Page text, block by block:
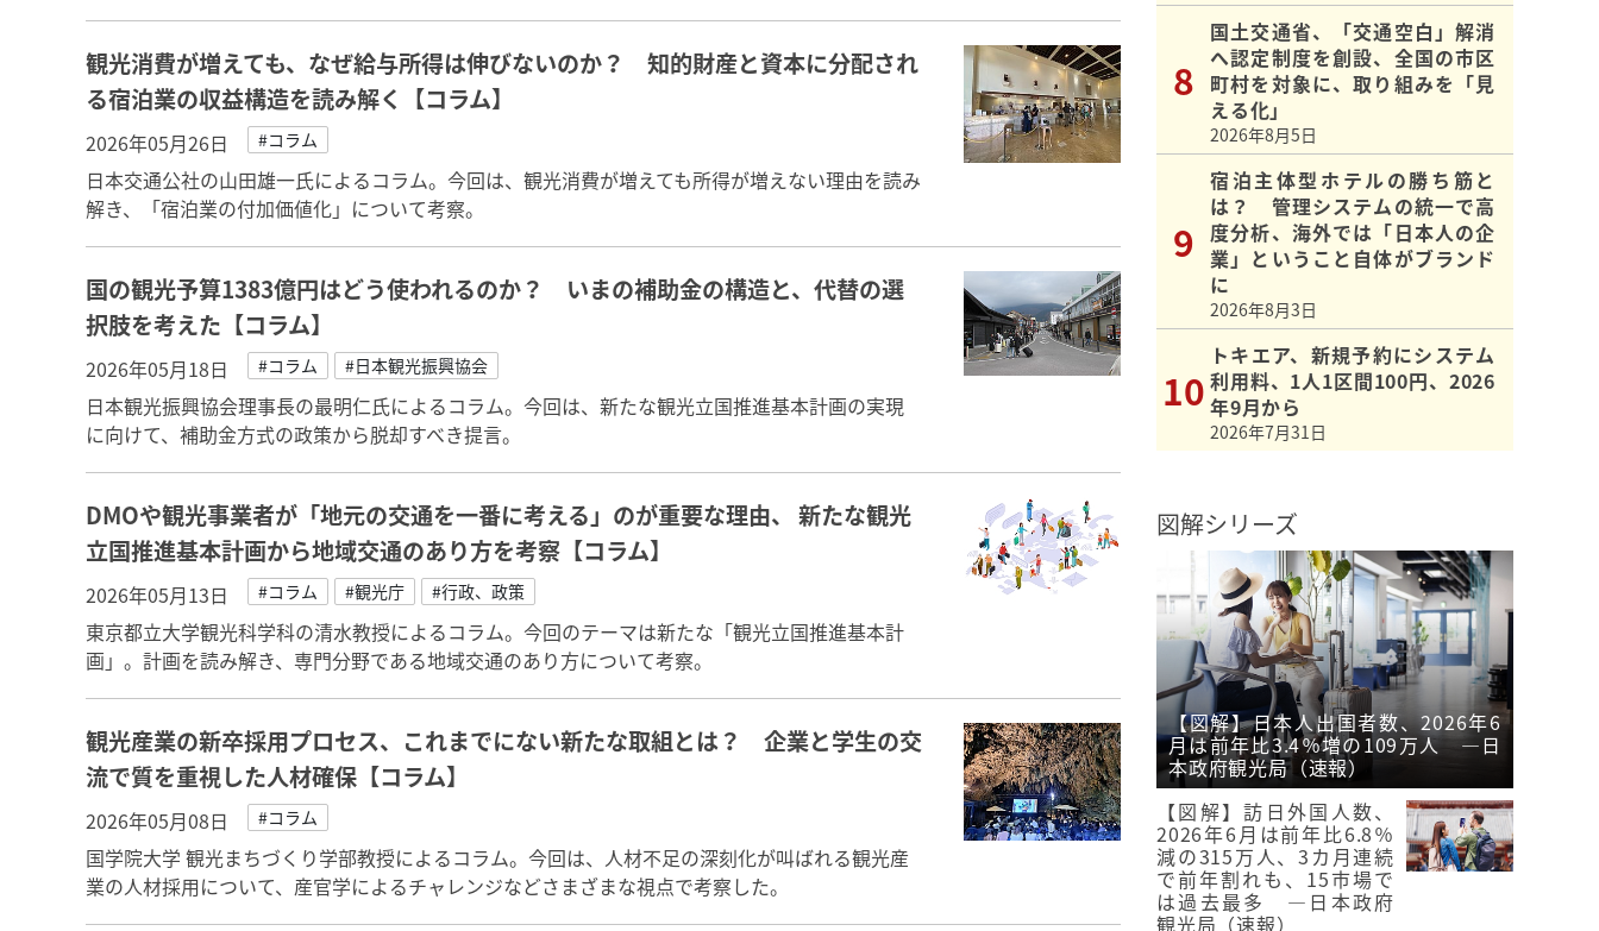
観光消費が増えても、なぜ給与所得は伸びないのか？ 知的財産と資本に分配され
る宿泊業の収益構造を読み解く【コラム】
2026年05月26日 #コラム
日本交通公社の山田雄一氏によるコラム。今回は、観光消費が増えても所得が増えない理由を読み
解き、「宿泊業の付加価値化」について考察。
国の観光予算1383億円はどう使われるのか？ いまの補助金の構造と、代替の選
択肢を考えた【コラム】
2026年05月18日 #コラム #日本観光振興協会
日本観光振興協会理事長の最明仁氏によるコラム。今回は、新たな観光立国推進基本計画の実現
に向けて、補助金方式の政策から脱却すべき提言。
DMOや観光事業者が「地元の交通を一番に考える」のが重要な理由、 新たな観光
立国推進基本計画から地域交通のあり方を考察【コラム】
2026年05月13日 #コラム #観光庁 #行政、政策
東京都立大学観光科学科の清水教授によるコラム。今回のテーマは新たな「観光立国推進基本計
画」。計画を読み解き、専門分野である地域交通のあり方について考察。
観光産業の新卒採用プロセス、これまでにない新たな取組とは？ 企業と学生の交
流で質を重視した人材確保【コラム】
2026年05月08日 #コラム
国学院大学 観光まちづくり学部教授によるコラム。今回は、人材不足の深刻化が叫ばれる観光産
業の人材採用について、産官学によるチャレンジなどさまざまな視点で考察した。
国土交通省、「交通空白」解消
へ認定制度を創設、全国の市区
町村を対象に、取り組みを「見
える化」
2026年8月5日
宿泊主体型ホテルの勝ち筋と
は？ 管理システムの統一で高
度分析、海外では「日本人の企
業」ということ自体がブランド
に
2026年8月3日
トキエア、新規予約にシステム
利用料、1人1区間100円、2026
年9月から
2026年7月31日
図解シリーズ
【図解】日本人出国者数、2026年6
月は前年比3.4％増の109万人 ―日
本政府観光局（速報）
【図解】訪日外国人数、
2026年6月は前年比6.8％
減の315万人、3カ月連続
で前年割れも、15市場で
は過去最多 ―日本政府
観光局（速報）